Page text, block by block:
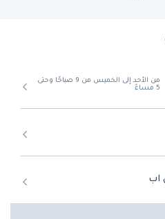
من الأحد إلى الخميس من 9 صباحًا وحتى
5 مساءً
اب